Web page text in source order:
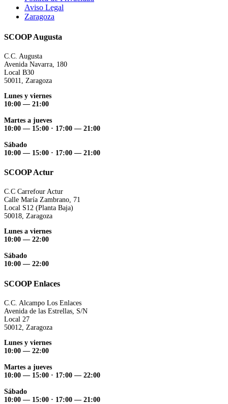
Aviso Legal
Zaragoza
SCOOP Augusta
C.C. Augusta
Avenida Navarra, 180
Local B30
50011, Zaragoza
Lunes y viernes
10:00 — 21:00
Martes a jueves
10:00 — 15:00 · 17:00 — 21:00
Sábado
10:00 — 15:00 · 17:00 — 21:00
SCOOP Actur
C.C Carrefour Actur
Calle María Zambrano, 71
Local S12 (Planta Baja)
50018, Zaragoza
Lunes a viernes
10:00 — 22:00
Sábado
10:00 — 22:00
SCOOP Enlaces
C.C. Alcampo Los Enlaces
Avenida de las Estrellas, S/N
Local 27
50012, Zaragoza
Lunes y viernes
10:00 — 22:00
Martes a jueves
10:00 — 15:00 · 17:00 — 22:00
Sábado
10:00 — 15:00 · 17:00 — 21:00